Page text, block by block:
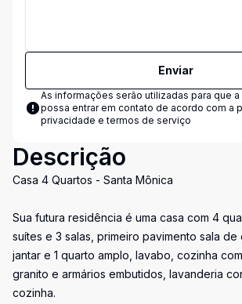
Enviar
As informações serão utilizadas para que
possa entrar em contato de acordo com a
privacidade e termos de serviço
Descrição
Casa 4 Quartos - Santa Mônica
Sua futura residência é uma casa com 4
suítes e 3 salas, primeiro pavimento sala de
jantar e 1 quarto amplo, lavabo, cozinha
granito e armários embutidos, lavanderia
cozinha.